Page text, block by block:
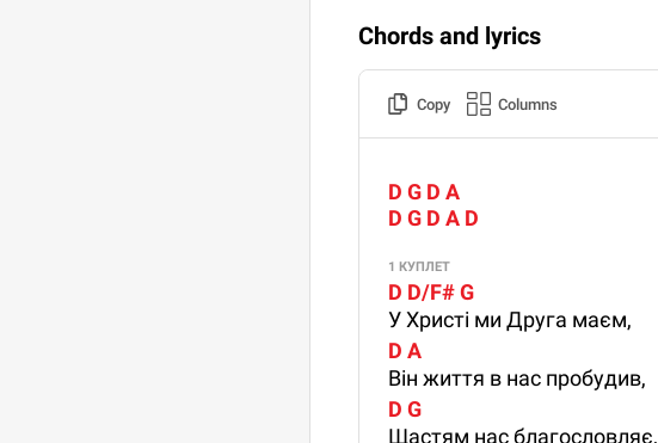
Chords and lyrics
Copy Columns
D G D A
D G D A D
1 КУПЛЕТ
D D/F# G
У Христі ми Друга маєм,
D A
Він життя в нас пробудив,
D G
Щастям нас благословляє,